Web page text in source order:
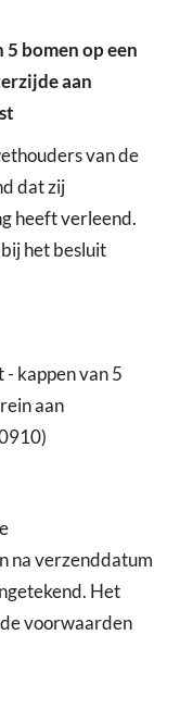
bomen op een
aan
van de
dat zij
heeft verleend.
het besluit
kappen van 5
aan
na verzenddatum
Het
voorwaarden